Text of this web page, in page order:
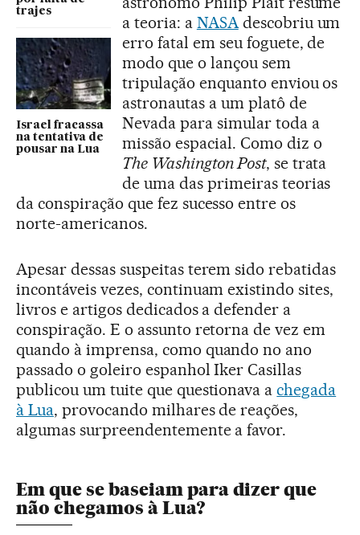
trajes
Israel fracassa
na tentativa de
pousar na Lua
a teoria: a NASAdescobriu um
erro fatal em seu foguete, de
modo que o lançou sem
tripulação enquanto enviou os
astronautas a um platô de
Nevada para simular toda a
missão espacial. Como diz o
The Washington Post, se trata
de uma das primeiras teorias
da conspiração que fez sucesso entre os
norte-americanos.
Apesar dessas suspeitas terem sido rebatidas
incontáveis vezes, continuam existindo sites,
livros e artigos dedicados a defender a
conspiração. E o assunto retorna de vez em
quando à imprensa, como quando no ano
passado o goleiro espanhol Iker Casillas
publicou um tuite que questionava achegada
à Lua, provocando milhares de reações,
algumas surpreendentemente a favor.
Em que se baseiam para dizer que
não chegamos à Lua?